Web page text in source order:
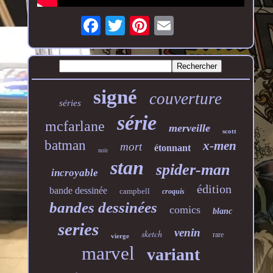
séries signé couverture
mcfarlane série merveille scott
batman noir mort étonnant x-men
incroyable stan spider-man
bande dessinée campbell croquis édition
bandes dessinées comics blanc
series vierge sketch venin rare
marvel variant